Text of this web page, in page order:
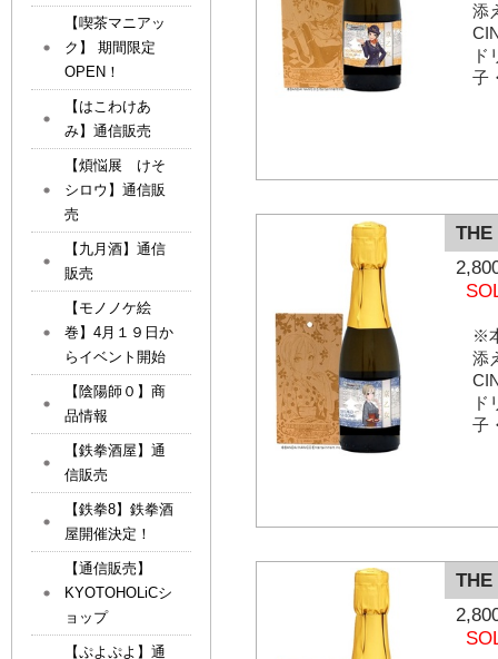
添
ド
子
THE
※
添
ド
子
THE
【喫茶マニアッ
ク】 期間限定
OPEN！
【はこわけあ
み】通信販売
【煩悩展 けそ
シロウ】通信販
売
【九月酒】通信
販売
【モノノケ絵
巻】4月１９日か
らイベント開始
【陰陽師０】商
品情報
【鉄拳酒屋】通
信販売
【鉄拳8】鉄拳酒
屋開催決定！
【通信販売】
KYOTOHOLiCシ
ョップ
【ぷよぷよ】通